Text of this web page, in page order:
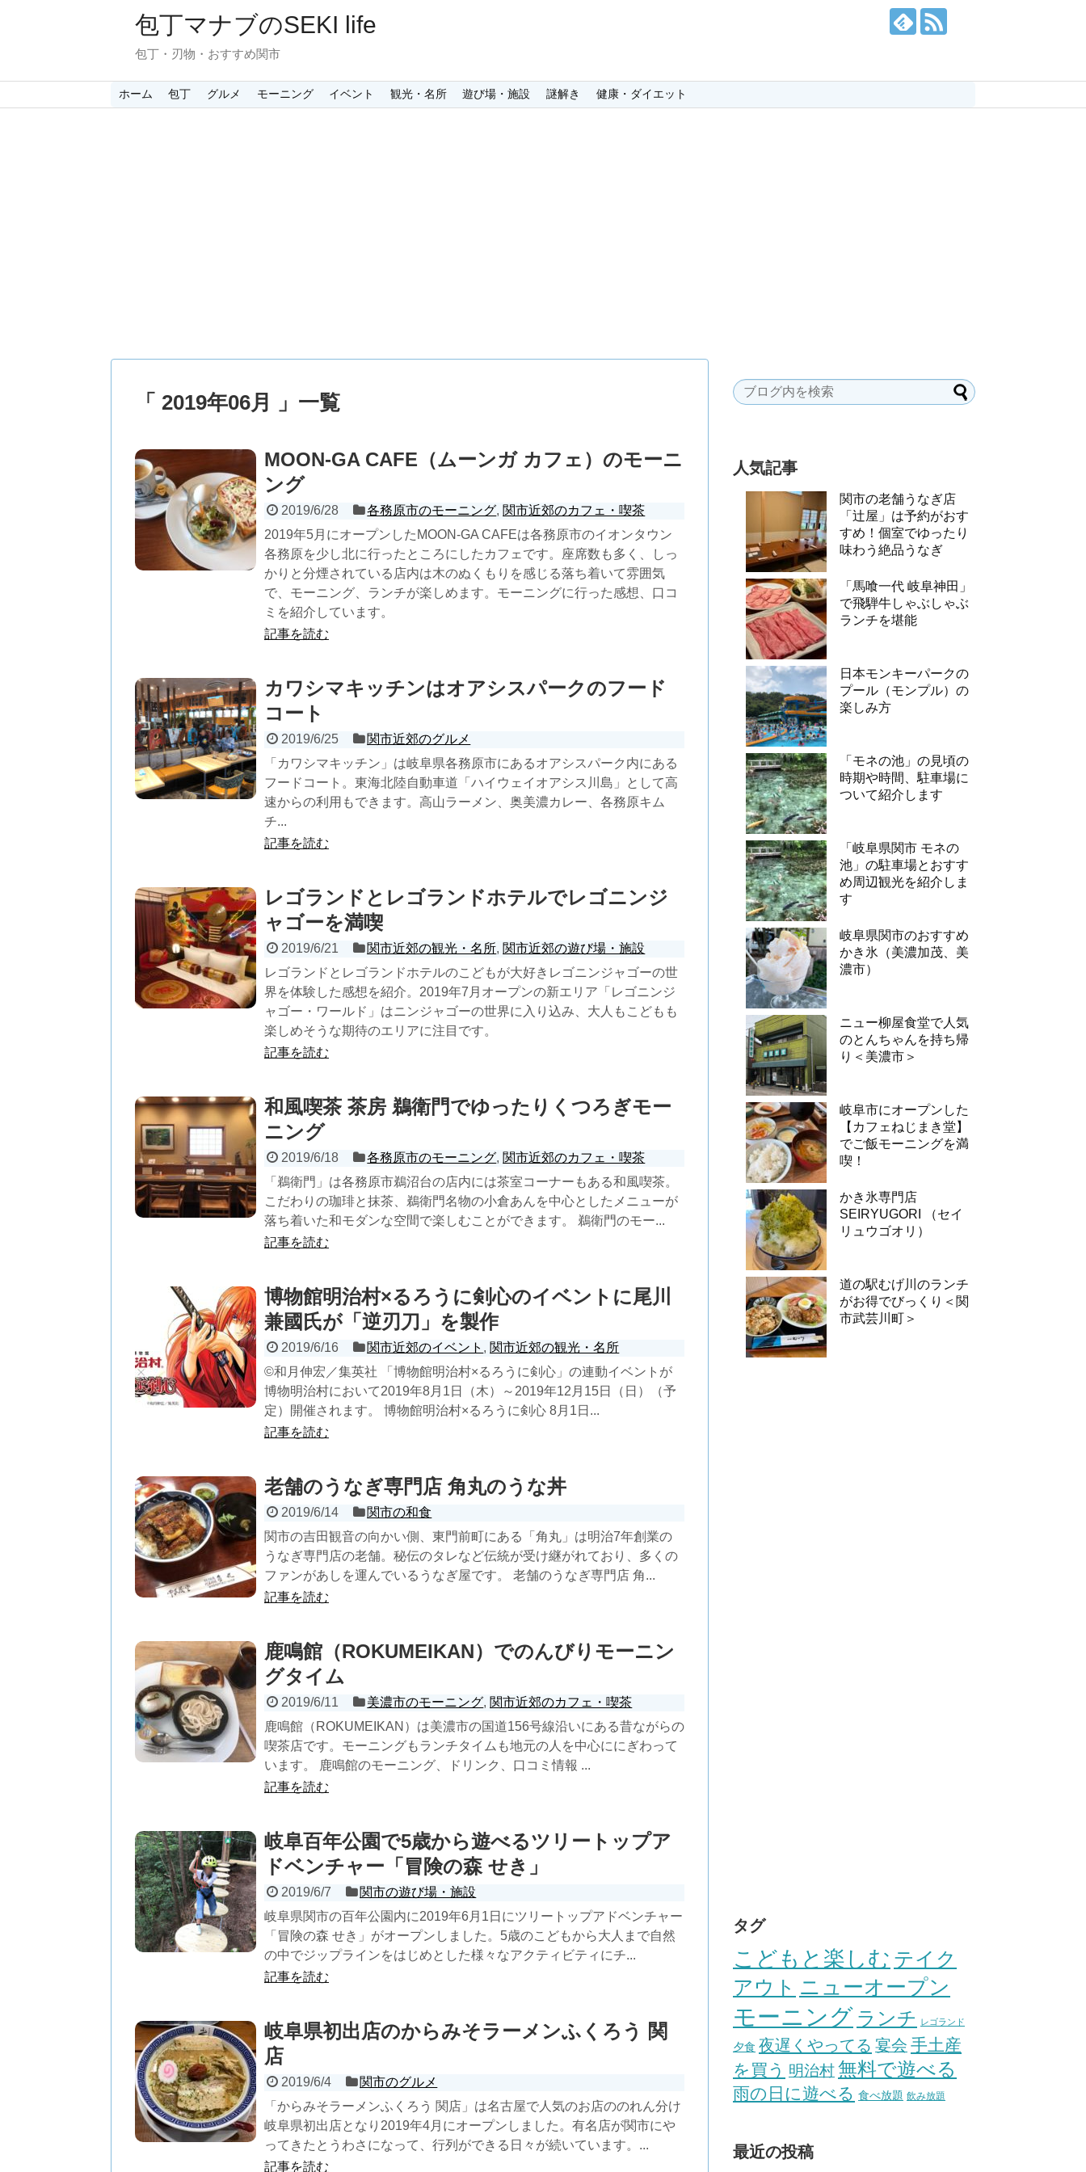
包丁マナブのSEKI life
包丁・刃物・おすすめ関市
ホーム 包丁 グルメ モーニング イベント 観光・名所 遊び場・施設 謎解き 健康・ダイエット
「 2019年06月 」一覧
MOON-GA CAFE（ムーンガ カフェ）のモーニ
ング
2019/6/28 各務原市のモーニング, 関市近郊のカフェ・喫茶
2019年5月にオープンしたMOON-GA CAFEは各務原市のイオンタウン
各務原を少し北に行ったところにしたカフェです。座席数も多く、しっ
かりと分煙されている店内は木のぬくもりを感じる落ち着いて雰囲気
で、モーニング、ランチが楽しめます。モーニングに行った感想、口コ
ミを紹介しています。
記事を読む
カワシマキッチンはオアシスパークのフード
コート
2019/6/25
関市近郊のグルメ
「カワシマキッチン」は岐阜県各務原市にあるオアシスパーク内にある
フードコート。東海北陸自動車道「ハイウェイオアシス川島」として高
速からの利用もできます。高山ラーメン、奥美濃カレー、各務原キム
チ...
記事を読む
レゴランドとレゴランドホテルでレゴニンジ
ャゴーを満喫
2019/6/21 関市近郊の観光・名所, 関市近郊の遊び場・施設
レゴランドとレゴランドホテルのこどもが大好きレゴニンジャゴーの世
界を体験した感想を紹介。2019年7月オープンの新エリア「レゴニンジ
ャゴー・ワールド」はニンジャゴーの世界に入り込み、大人もこどもも
楽しめそうな期待のエリアに注目です。
記事を読む
和風喫茶 茶房 鵜衛門でゆったりくつろぎモー
ニング
2019/6/18 各務原市のモーニング, 関市近郊のカフェ・喫茶
「鵜衛門」は各務原市鵜沼台の店内には茶室コーナーもある和風喫茶。
こだわりの珈琲と抹茶、鵜衛門名物の小倉あんを中心としたメニューが
落ち着いた和モダンな空間で楽しむことができます。 鵜衛門のモー...
記事を読む
博物館明治村×るろうに剣心のイベントに尾川
兼國氏が「逆刃刀」を製作
2019/6/16 関市近郊のイベント , 関市近郊の観光・名所
©和月伸宏／集英社 「博物館明治村×るろうに剣心」の連動イベントが
博物明治村において2019年8月1日（木）～2019年12月15日（日）（予
定）開催されます。 博物館明治村×るろうに剣心 8月1日...
記事を読む
老舗のうなぎ専門店 角丸のうな丼
2019/6/14
関市の和食
関市の吉田観音の向かい側、東門前町にある「角丸」は明治7年創業の
うなぎ専門店の老舗。秘伝のタレなど伝統が受け継がれており、多くの
ファンがあしを運んでいるうなぎ屋です。 老舗のうなぎ専門店 角...
記事を読む
鹿鳴館（ROKUMEIKAN）でのんびりモーニン
グタイム
2019/6/11 美濃市のモーニング, 関市近郊のカフェ・喫茶
鹿鳴館（ROKUMEIKAN）は美濃市の国道156号線沿いにある昔ながらの
喫茶店です。モーニングもランチタイムも地元の人を中心ににぎわって
います。 鹿鳴館のモーニング、ドリンク、口コミ情報 ...
記事を読む
岐阜百年公園で5歳から遊べるツリートップア
ドベンチャー「冒険の森 せき」
2019/6/7
関市の遊び場・施設
岐阜県関市の百年公園内に2019年6月1日にツリートップアドベンチャー
「冒険の森 せき」がオープンしました。5歳のこどもから大人まで自然
の中でジップラインをはじめとした様々なアクティビティにチ...
記事を読む
岐阜県初出店のからみそラーメンふくろう 関
店
2019/6/4
関市のグルメ
「からみそラーメンふくろう 関店」は名古屋で人気のお店ののれん分け
岐阜県初出店となり2019年4月にオープンしました。有名店が関市にや
ってきたとうわさになって、行列ができる日々が続いています。...
記事を読む
人気記事
関市の老舗うなぎ店
「辻屋」は予約がおす
すめ！個室でゆったり
味わう絶品うなぎ
「馬喰一代 岐阜神田」
で飛騨牛しゃぶしゃぶ
ランチを堪能
日本モンキーパークの
プール（モンプル）の
楽しみ方
「モネの池」の見頃の
時期や時間、駐車場に
ついて紹介します
「岐阜県関市 モネの
池」の駐車場とおすす
め周辺観光を紹介しま
す
岐阜県関市のおすすめ
かき氷（美濃加茂、美
濃市）
ニュー柳屋食堂で人気
のとんちゃんを持ち帰
り＜美濃市＞
岐阜市にオープンした
【カフェねじまき堂】
でご飯モーニングを満
喫！
かき氷専門店
SEIRYUGORI （セイ
リュウゴオリ）
道の駅むげ川のランチ
がお得でびっくり＜関
市武芸川町＞
タグ
こどもと楽しむ テイク
アウト ニューオープン
モーニング ランチ レゴランド
夕食 夜遅くやってる 宴会 手土産
を買う 明治村無料で遊べる
雨の日に遊べる 食べ放題 飲み放題
最近の投稿